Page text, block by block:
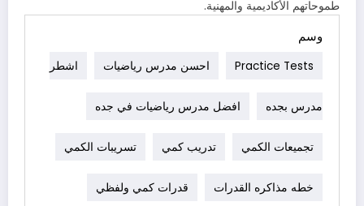
طموحاتهم الأكاديمية والمهنية.
وسم
Practice Tests احسن مدرس رياضيات اشطر
مدرس بجده افضل مدرس رياضيات في جده
تجميعات الكمي تدريب كمي تسريبات الكمي
خطه مذاكره القدرات قدرات كمي ولفظي